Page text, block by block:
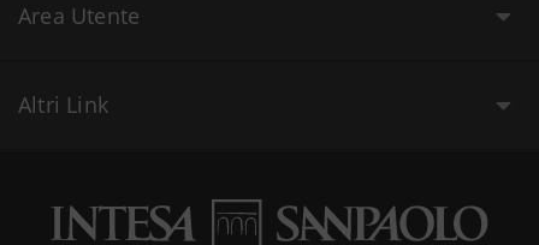
Area Utente
Altri Link